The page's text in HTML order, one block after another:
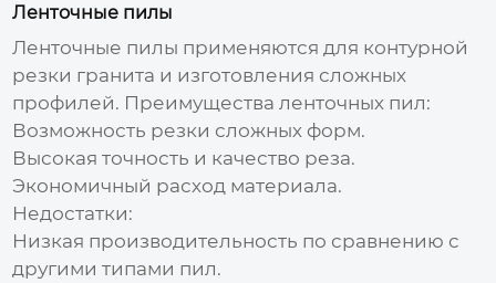
Ленточные пилы
Ленточные пилы применяются для контурной
резки гранита и изготовления сложных
профилей. Преимущества ленточных пил:
Возможность резки сложных форм.
Высокая точность и качество реза.
Экономичный расход материала.
Недостатки:
Низкая производительность по сравнению с
другими типами пил.